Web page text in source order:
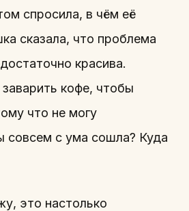
спросила, в чём её
сказала, что проблема
красива.
кофе, чтобы
что не могу
совсем с ума сошла? Куда
это настолько